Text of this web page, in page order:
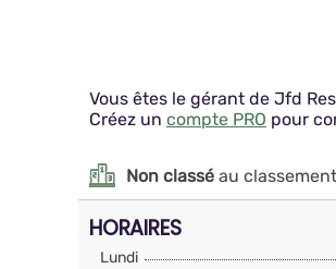
Vous êtes le gérant de Jfd
Créez un compte PRO pour
Non classé au
HORAIRES
Lundi